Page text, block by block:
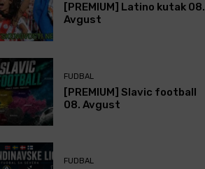
[PREMIUM] Latino kutak 08.
Avgust
FUDBAL
[PREMIUM] Slavic football
08. Avgust
FUDBAL